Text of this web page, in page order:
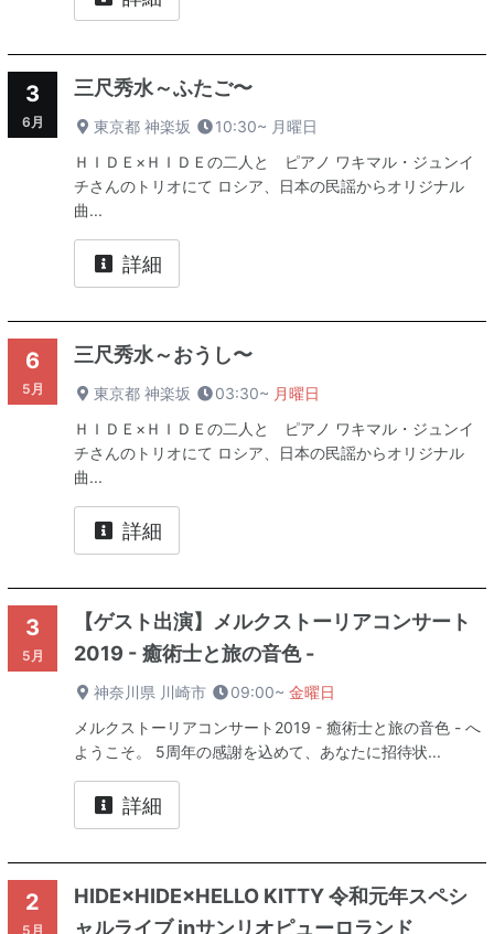
3
6月
三尺秀水～ふたご〜
東京都 神楽坂 10:30~ 月曜日
ＨＩＤＥ×ＨＩＤＥの二人と ピアノ ワキマル・ジュンイ
チさんのトリオにて ロシア、日本の民謡からオリジナル
曲...
詳細
6
5月
三尺秀水～おうし〜
東京都 神楽坂 03:30~ 月曜日
ＨＩＤＥ×ＨＩＤＥの二人と ピアノ ワキマル・ジュンイ
チさんのトリオにて ロシア、日本の民謡からオリジナル
曲...
詳細
3
5月
【ゲスト出演】メルクストーリアコンサート
2019 - 癒術士と旅の音色 -
神奈川県 川崎市 09:00~ 金曜日
メルクストーリアコンサート2019 - 癒術士と旅の音色 - へ
ようこそ。 5周年の感謝を込めて、あなたに招待状...
詳細
2
5月
HIDE×HIDE×HELLO KITTY 令和元年スペシ
ャルライブ inサンリオピューロランド